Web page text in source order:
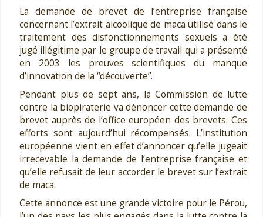
La demande de brevet de l’entreprise française
concernant l’extrait alcoolique de maca utilisé dans le
traitement des disfonctionnements sexuels a été
jugé illégitime par le groupe de travail qui a présenté
en 2003 les preuves scientifiques du manque
d’innovation de la “découverte”.
Pendant plus de sept ans, la Commission de lutte
contre la biopiraterie va dénoncer cette demande de
brevet auprès de l’office européen des brevets. Ces
efforts sont aujourd’hui récompensés. L’institution
européenne vient en effet d’annoncer qu’elle jugeait
irrecevable la demande de l’entreprise française et
qu’elle refusait de leur accorder le brevet sur l’extrait
de maca.
Cette annonce est une grande victoire pour le Pérou,